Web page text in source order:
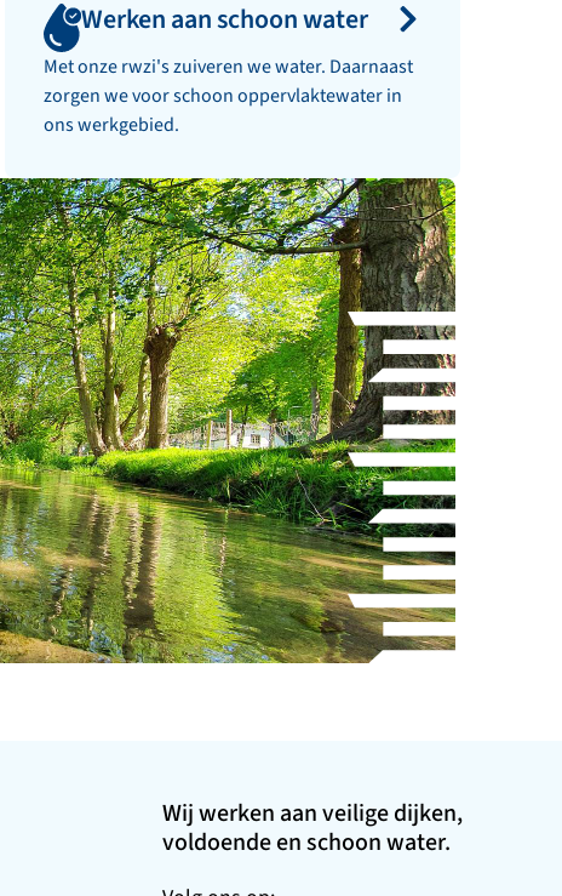
Werken aan schoon water
Met onze rwzi's zuiveren we water. Daarnaast
zorgen we voor schoon oppervlaktewater in
ons werkgebied.
Wij werken aan veilige dijken,
voldoende en schoon water.